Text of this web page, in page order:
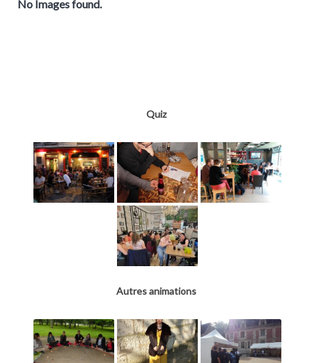
No Images found.
Quiz
Autres animations